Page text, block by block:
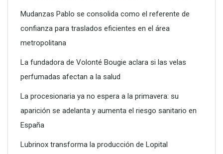
Poliéster Casariche lidera la vanguardia en soluciones
hidráulicas con sus nuevas piscinas de alta resistencia
Mudanzas Pablo se consolida como el referente de
confianza para traslados eficientes en el área
metropolitana
La fundadora de Volonté Bougie aclara si las velas
perfumadas afectan a la salud
La procesionaria ya no espera a la primavera: su
aparición se adelanta y aumenta el riesgo sanitario en
España
Lubrinox transforma la producción de Lopital